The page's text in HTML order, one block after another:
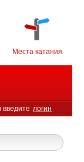
Места катания
введите логин